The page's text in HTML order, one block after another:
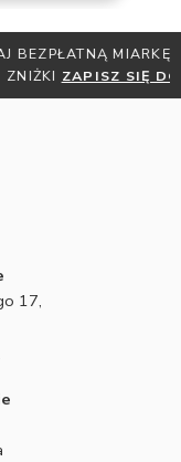
ORAZ DO 30%
17,